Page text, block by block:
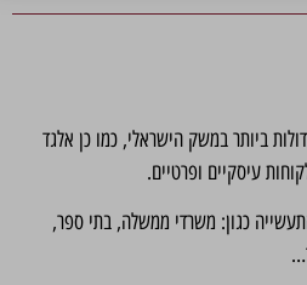
ביותר במשק הישראלי, כמו כן אלגד
עיסקיים ופרטיים.
כגון: משרדי ממשלה, בתי ספר,